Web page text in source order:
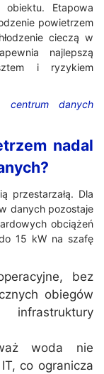
Etapowa
powietrzem
cieczą w
najlepszą
i ryzykiem
centrum danych
nadal
przestarzałą. Dla
danych pozostaje
obciążeń
15 kW na szafę
bez
obiegów
woda nie
co ogranicza